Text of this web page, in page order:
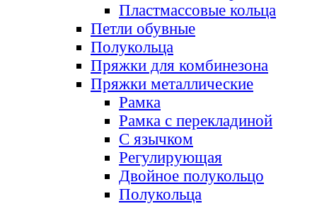
Пластмассовые кольца
Петли обувные
Полукольца
Пряжки для комбинезона
Пряжки металлические
Рамка
Рамка с перекладиной
С язычком
Регулирующая
Двойное полукольцо
Полукольца